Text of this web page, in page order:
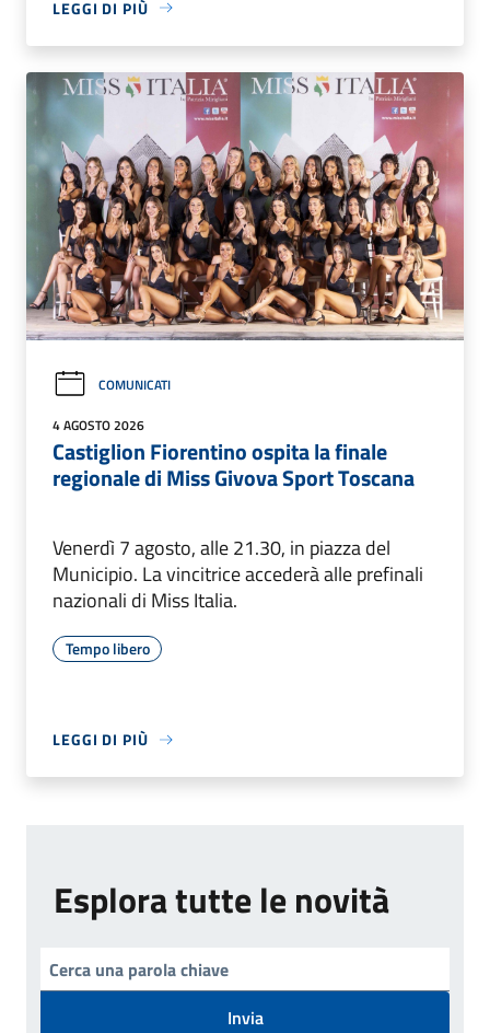
LEGGI DI PIÙ
COMUNICATI
4 AGOSTO 2026
Castiglion Fiorentino ospita la finale
regionale di Miss Givova Sport Toscana
Venerdì 7 agosto, alle 21.30, in piazza del
Municipio. La vincitrice accederà alle prefinali
nazionali di Miss Italia.
Tempo libero
LEGGI DI PIÙ
Esplora tutte le novità
Invia